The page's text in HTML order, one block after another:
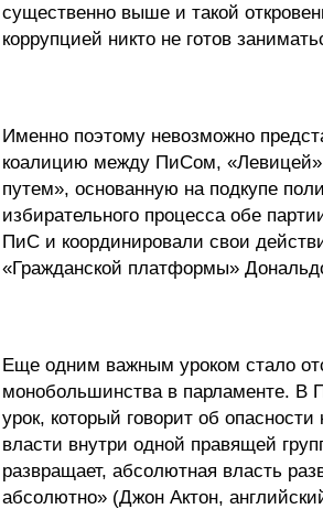
существенно выше и такой
коррупцией никто не готов
Именно поэтому невозможно
коалицию между ПиСом, «Левицей»
путем», основанную на подкупе
избирательного процесса обе
ПиС и координировали свои
«Гражданской платформы»
Еще одним важным уроком стало
монобольшинства в парламенте. В
урок, который говорит об
власти внутри одной правящей
развращает, абсолютная власть
абсолютно» (Джон Актон,